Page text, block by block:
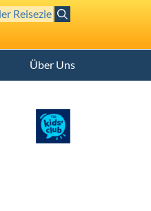
Über Uns